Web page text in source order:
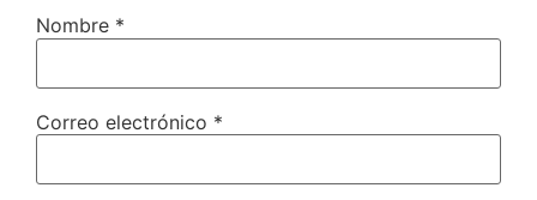
Nombre *
Correo electrónico *